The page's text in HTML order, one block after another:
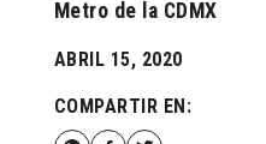
Metro de la CDMX
ABRIL 15, 2020
COMPARTIR EN: